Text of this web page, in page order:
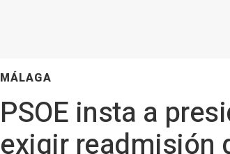
MÁLAGA
PSOE insta a
exigir readmisión